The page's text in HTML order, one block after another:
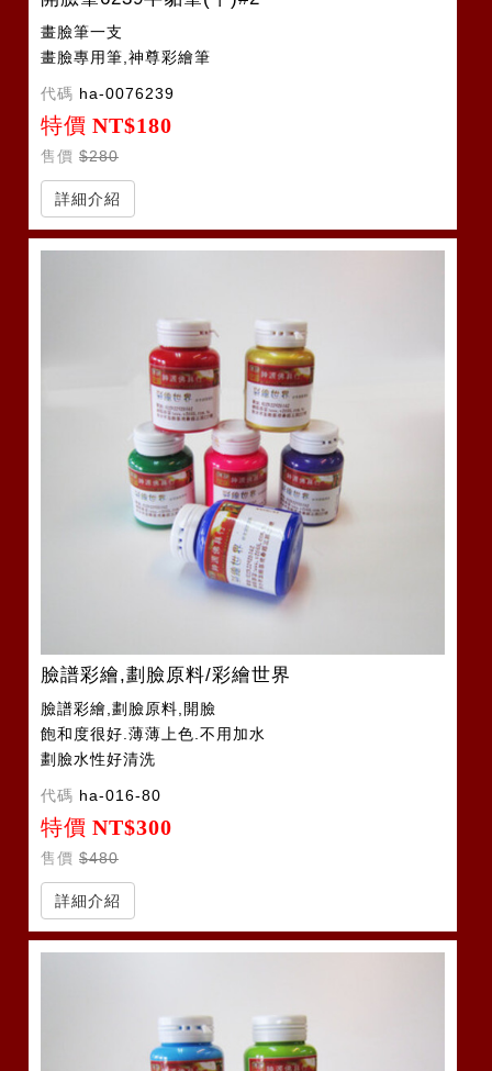
畫臉筆一支
畫臉專用筆,神尊彩繪筆
代碼 ha-0076239
特價 NT$180
售價 $280
詳細介紹
臉譜彩繪,劃臉原料/彩繪世界
臉譜彩繪,劃臉原料,開臉
飽和度很好.薄薄上色.不用加水
劃臉水性好清洗
代碼 ha-016-80
特價 NT$300
售價 $480
詳細介紹